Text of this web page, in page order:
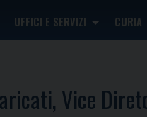
UFFICI E SERVIZI CURIA
Vice